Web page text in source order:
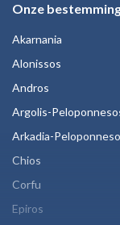
Onze
Akarnania
Alonissos
Andros
Argolis-
Arkadia-
Chios
Corfu
Epiros